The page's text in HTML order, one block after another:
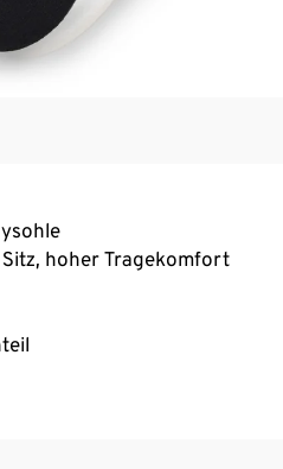
hoher Tragekomfort